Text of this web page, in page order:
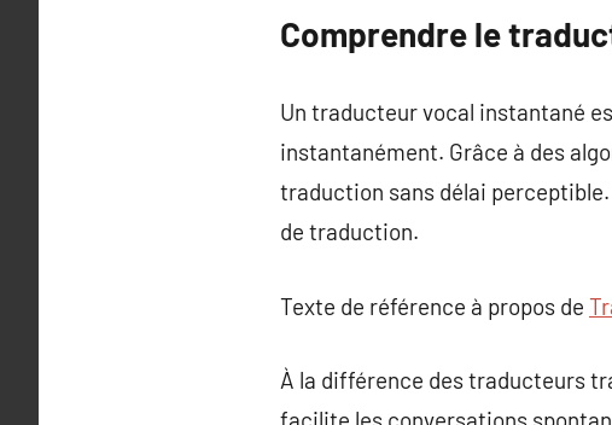
Comprendre le
Un traducteur vocal instantané
instantanément. Grâce à des
traduction sans délai perceptible.
de traduction.
Texte de référence à propos de
À la différence des traducteurs